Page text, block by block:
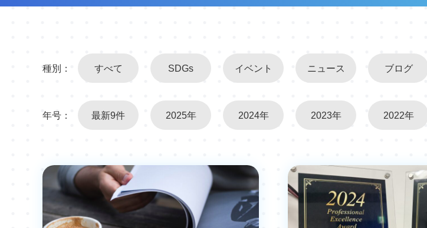
種別： すべて SDGs イベント ニュース ブログ
年号： 最新9件 2025年 2024年 2023年 2022年